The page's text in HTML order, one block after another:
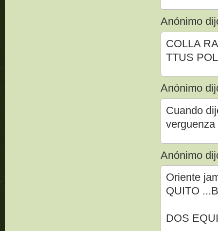
Anónimo
COLLA
TTUS
Anónimo
Cuando
Anónimo
Oriente
QUITO
DOS